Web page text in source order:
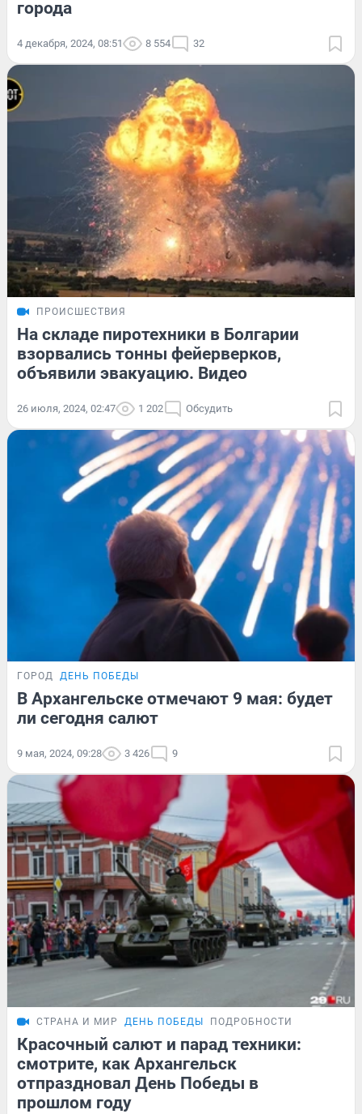
города
4 декабря, 2024, 08:51 8 554 32
ПРОИСШЕСТВИЯ
На складе пиротехники в Болгарии
взорвались тонны фейерверков,
объявили эвакуацию. Видео
26 июля, 2024, 02:47 1 202 Обсудить
ГОРОД ДЕНЬ ПОБЕДЫ
В Архангельске отмечают 9 мая: будет
ли сегодня салют
9 мая, 2024, 09:28 3 426 9
СТРАНА И МИР ДЕНЬ ПОБЕДЫ ПОДРОБНОСТИ
Красочный салют и парад техники:
смотрите, как Архангельск
отпраздновал День Победы в
прошлом году